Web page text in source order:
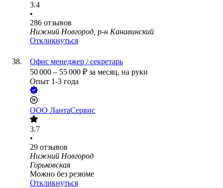
3.4
•
286 отзывов
Нижний Новгород, р-н Канавинский
Откликнуться
Офис менеджер / секретарь
50 000 – 55 000 ₽ за месяц, на руки
Опыт 1-3 года
ООО ЛантаСервис
3.7
•
29 отзывов
Нижний Новгород
Горьковская
Можно без резюме
Откликнуться